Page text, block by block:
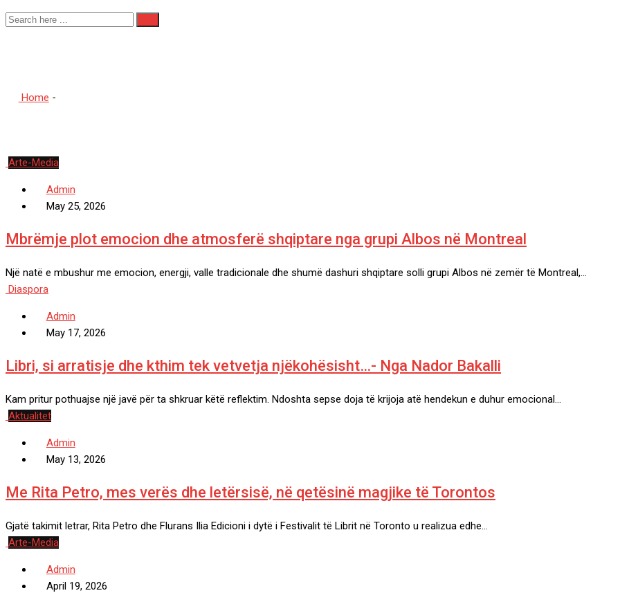
Home -
Arte-Media
Admin
May 25, 2026
Mbrëmje plot emocion dhe atmosferë shqiptare nga grupi Albos në Montreal
Një natë e mbushur me emocion, energji, valle tradicionale dhe shumë dashuri shqiptare solli grupi Albos në zemër të Montreal,…
Diaspora
Admin
May 17, 2026
Libri, si arratisje dhe kthim tek vetvetja njëkohësisht…- Nga Nador Bakalli
Kam pritur pothuajse një javë për ta shkruar këtë reflektim. Ndoshta sepse doja të krijoja atë hendekun e duhur emocional…
Aktualitet
Admin
May 13, 2026
Me Rita Petro, mes verës dhe letërsisë, në qetësinë magjike të Torontos
Gjatë takimit letrar, Rita Petro dhe Flurans Ilia Edicioni i dytë i Festivalit të Librit në Toronto u realizua edhe…
Arte-Media
Admin
April 19, 2026